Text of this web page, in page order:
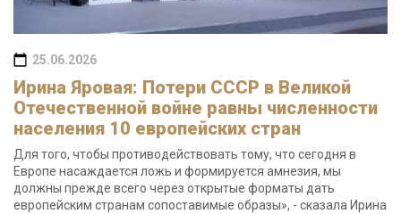
25.06.2026
Ирина Яровая: Потери СССР в Великой
Отечественной войне равны численности
населения 10 европейских стран
Для того, чтобы противодействовать тому, что сегодня в
Европе насаждается ложь и формируется амнезия, мы
должны прежде всего через открытые форматы дать
европейским странам сопоставимые образы», - сказала Ирина